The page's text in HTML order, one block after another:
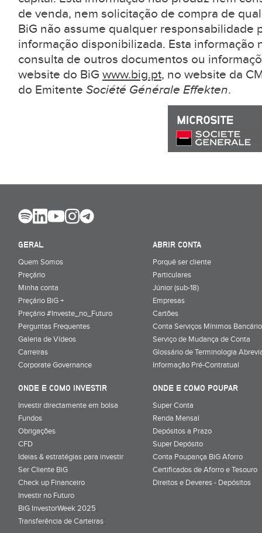
de venda, nem solicitação de compra de
BiG não assume qualquer responsabilidade
informação disponibilizada. Esta informação
consulta de outros documentos ou
website do BiG www.big.pt, no website da
do Emitente Société Générale Effekten.
GERAL
Quem Somos
Preçário
Minha conta
Preçário BiG +
Preçário #Investe_no_Futuro
Perguntas Frequentes
Galeria de Vídeos
Carreiras
Corporate Governance
ABRIR CONTA
Porquê ser cliente
Particulares
Júnior (sub-18)
Empresas
Cartões
Conta Serviços Mínimos
Serviço de Mudança de Conta
Glossário de Terminologia
Informação Pré-Contratual
ONDE E COMO INVESTIR
Investir directamente em bolsa
Fundos
Obrigações
CFD
Ideias & estratégias para investir
Ser Cliente BiG
Check up Financeiro
Investir no Futuro
BiG InvestorWeek 2025;
Transferência de Carteiras;
ONDE E COMO POUPAR
Super Conta
Renda Mensal
Depósitos a Prazo
Super Depósito
Conta Poupança BiG Aforro
Certificados de Aforro e Tesouro
Direitos e Deveres - Depósitos